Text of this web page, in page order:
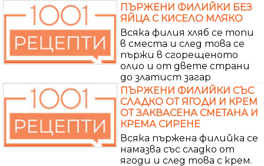
ПЪРЖЕНИ ФИЛИЙКИ БЕЗ
ЯЙЦА С КИСЕЛО МЛЯКО
Всяка филия хляб се топи
в сместа и след това се
пържи в сгорещеното
олио и от двете страни
до златист загар
ПЪРЖЕНИ ФИЛИЙКИ СЪС
СЛАДКО ОТ ЯГОДИ И КРЕМ
ОТ ЗАКВАСЕНА СМЕТАНА И
КРЕМА СИРЕНЕ
Всяка пържена филийка се
намазва със сладко от
ягоди и след това с крем.